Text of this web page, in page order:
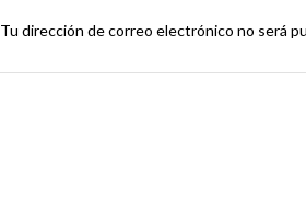
Tu dirección de correo electrónico no será